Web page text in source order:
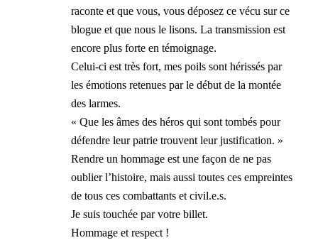
raconte et que vous, vous déposez ce vécu sur ce
blogue et que nous le lisons. La transmission est
encore plus forte en témoignage.
Celui-ci est très fort, mes poils sont hérissés par
les émotions retenues par le début de la montée
des larmes.
« Que les âmes des héros qui sont tombés pour
défendre leur patrie trouvent leur justification. »
Rendre un hommage est une façon de ne pas
oublier l’histoire, mais aussi toutes ces empreintes
de tous ces combattants et civil.e.s.
Je suis touchée par votre billet.
Hommage et respect !